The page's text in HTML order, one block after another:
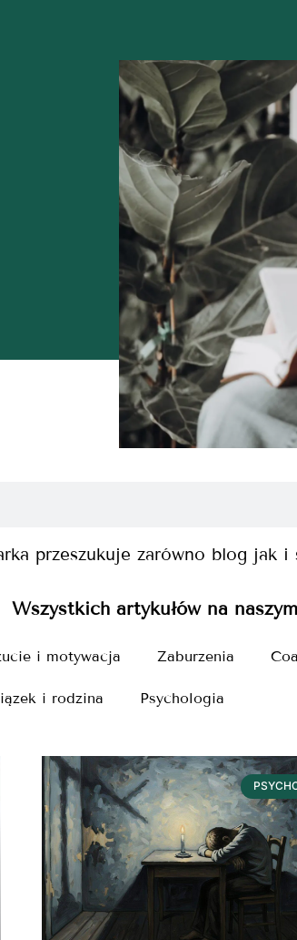
przeszukuje zarówno blog jak i
Wszystkich artykułów na
i motywacja Zaburzenia
i rodzina Psychologia